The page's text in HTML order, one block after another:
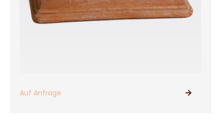
Auf Anfrage
PRODUKTE ANSEHEN